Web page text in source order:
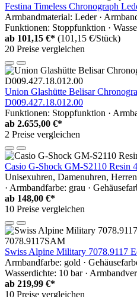
Festina Timeless Chronograph
Armbandmaterial: Leder ·
Funktionen: Stoppfunktion ·
ab 101,15 €* (101,15 €/Stück)
20 Preise vergleichen
Union Glashütte Belisar
D009.427.18.012.00
Funktionen: Stoppfunktion ·
ab 2.655,00 €*
2 Preise vergleichen
Casio G-Shock GM-S2110 Resin
Unisexuhren, Damenuhren,
· Armbandfarbe: grau ·
ab 148,00 €*
10 Preise vergleichen
Swiss Alpine Military 7078.9117
Armbandfarbe: gold ·
Wasserdichte: 10 bar ·
ab 219,99 €*
10 Preise vergleichen